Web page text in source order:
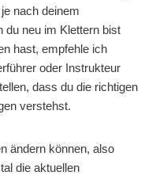
nach deinem
du neu im Klettern bist
hast, empfehle ich
oder Instrukteur
dass du die richtigen
verstehst.
ändern können, also
die aktuellen